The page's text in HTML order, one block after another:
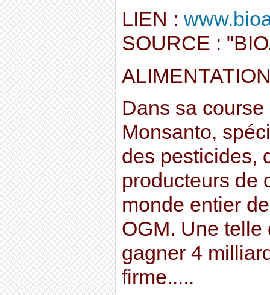
LIEN :
SOURCE :
Dans sa
Monsanto,
des pesticides,
producteurs de
monde entier
OGM. Une telle
gagner 4
firme.....